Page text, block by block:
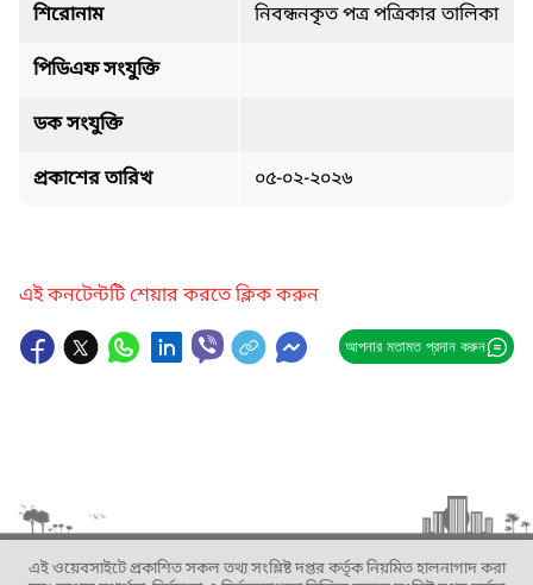
শিরোনাম নিবন্ধনকৃত পত্র পত্রিকার তালিকা
পিডিএফ সংযুক্তি
ডক সংযুক্তি
প্রকাশের তারিখ ০৫-০২-২০২৬
এই কনটেন্টটি শেয়ার করতে ক্লিক করুন
আপনার মতামত প্রদান করুন
এই ওয়েবসাইটে প্রকাশিত সকল তথ্য সংশ্লিষ্ট দপ্তর কর্তৃক নিয়মিত হালনাগাদ করা